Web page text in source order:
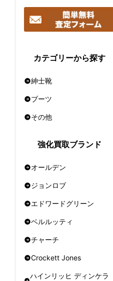
カテゴリーから探す
紳士靴
ブーツ
その他
強化買取ブランド
オールデン
ジョンロブ
エドワードグリーン
ベルルッティ
チャーチ
Crockett Jones
ハインリッヒ ディンケラ